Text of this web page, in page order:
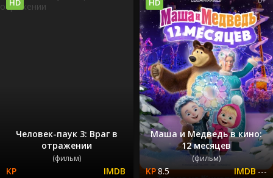
Человек-паук 3: Враг в
отражении
(фильм)
HD
Маша и Медведь в кино:
12 месяцев
(фильм)
8.5 ---
HD